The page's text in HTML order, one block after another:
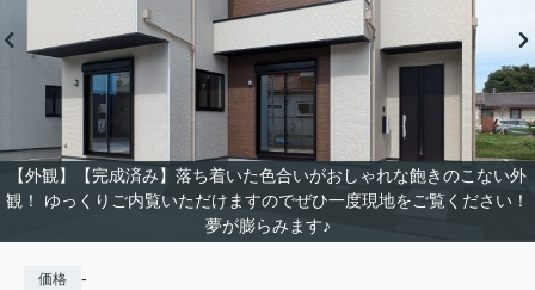
【外観】【完成済み】落ち着いた色合いがおしゃれな飽きのこない外
観！ ゆっくりご内覧いただけますのでぜひ一度現地をご覧ください！
夢が膨らみます♪
価格 -